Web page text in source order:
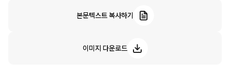
본문텍스트 복사하기
이미지 다운로드